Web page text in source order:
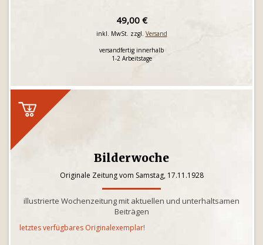
49,00 €
inkl. MwSt. zzgl. Versand
versandfertig innerhalb
1-2 Arbeitstage
Bilderwoche
Originale Zeitung vom Samstag, 17.11.1928
illustrierte Wochenzeitung mit aktuellen und unterhaltsamen
Beiträgen
letztes verfügbares Originalexemplar!